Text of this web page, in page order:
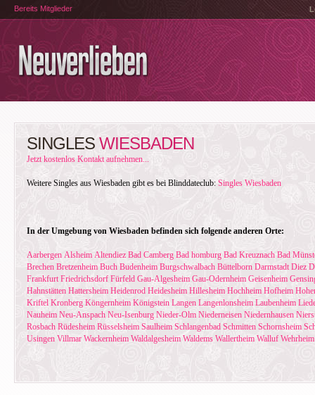
Bereits Mitglieder
SINGLES WIESBADEN
Jetzt kostenlos Kontakt aufnehmen...
Weitere Singles aus Wiesbaden gibt es bei Blinddateclub: Singles Wiesbaden
In der Umgebung von Wiesbaden befinden sich folgende anderen Orte:
Aarbergen Alsheim Altendiez Bad Camberg Bad homburg Bad Kreuznach Bad
Brechen Bretzenheim Buch Budenheim Burgschwalbach Büttelborn Darmstadt Diez
Frankfurt Friedrichsdorf Fürfeld Gau-Algesheim Gau-Odernheim Geisenheim
Hahnstätten Hattersheim Heidenrod Heidesheim Hillesheim Hochheim Hofheim
Kriftel Kronberg Köngernheim Königstein Langen Langenlonsheim Laubenheim
Nauheim Neu-Anspach Neu-Isenburg Nieder-Olm Niederneisen Niedernhausen
Rosbach Rüdesheim Rüsselsheim Saulheim Schlangenbad Schmitten Schornsheim
Usingen Villmar Wackernheim Waldalgesheim Waldems Wallertheim Walluf Wehrheim